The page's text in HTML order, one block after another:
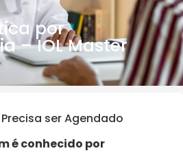
por
– IOL Master
Precisa ser Agendado
é conhecido por